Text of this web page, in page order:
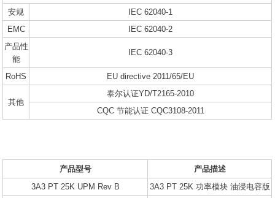
安规
IEC 62040-1
EMC
IEC 62040-2
产品性
能
IEC 62040-3
RoHS EU directive 2011/65/EU
其他
泰尔认证YD/T2165-2010
CQC 节能认证 CQC3108-2011
产品型号
产品描述
3A3 PT 25K UPM Rev B
3A3 PT 25K 功率模块 油浸电容版